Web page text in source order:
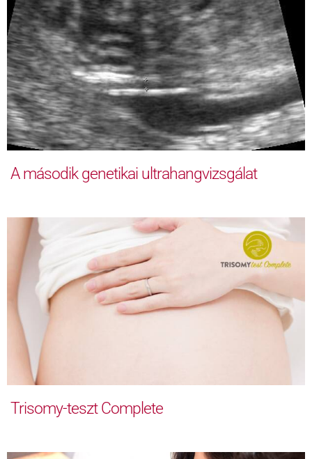
A második genetikai ultrahangvizsgálat
Trisomy-teszt Complete